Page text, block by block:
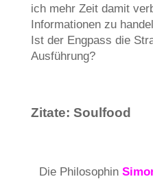
ich mehr Zeit damit
Informationen zu
Ist der Engpass die
Ausführung?
Zitate: Soulfood
Die Philosophin